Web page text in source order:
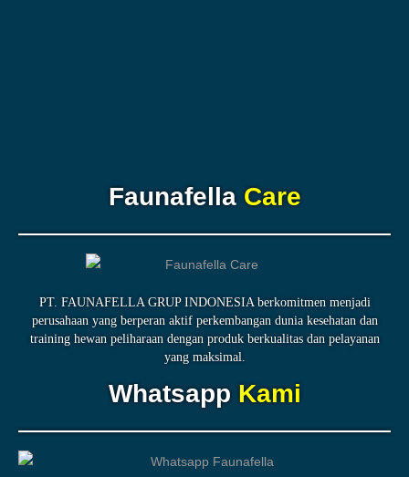
FaunafellaCare
PT. FAUNAFELLA GRUP INDONESIA berkomitmen menjadi
perusahaan yang berperan aktif perkembangan dunia kesehatan dan
training hewan peliharaan dengan produk berkualitas dan pelayanan
yang maksimal.
WhatsappKami